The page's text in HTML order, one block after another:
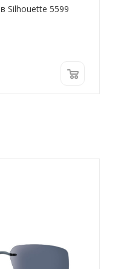
Silhouette 5599